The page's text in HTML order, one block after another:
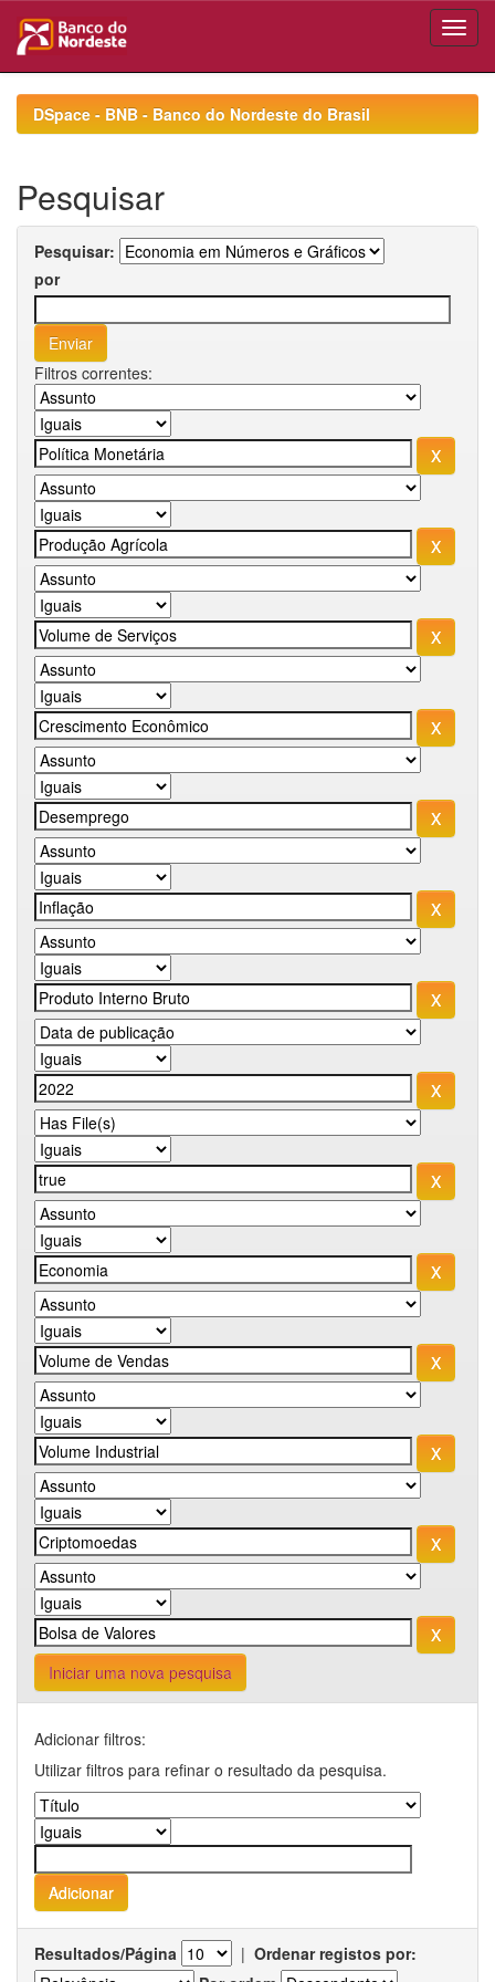
navigationDSpace - BNB - Banco do Nordeste do Brasil
Pesquisar
Pesquisar:
por
Filtros correntes:
Iniciar uma nova pesquisa
Adicionar filtros:
Utilizar filtros para refinar o resultado da pesquisa.
Resultados/Página | Ordenar registos por: